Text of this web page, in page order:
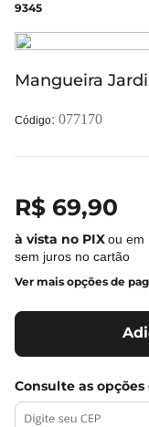
9345
Mangueira
: 077170
R$ 69,90
ou em
sem juros no cartão
Ver mais opções de
2º luminaria
3 º tomada